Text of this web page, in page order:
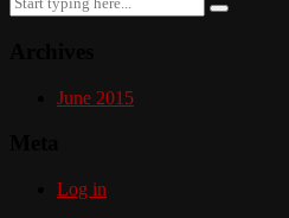
for:
June 2015
Log in